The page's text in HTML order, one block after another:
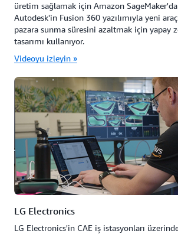
üretim sağlamak için Amazon
Autodesk'in Fusion 360 yazılımıyla yeni araç
pazara sunma süresini azaltmak için yapay
tasarımı kullanıyor.
Videoyu izleyin »
LG Electronics
LG Electronics'in CAE iş istasyonları